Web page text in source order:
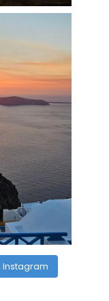
Instagram